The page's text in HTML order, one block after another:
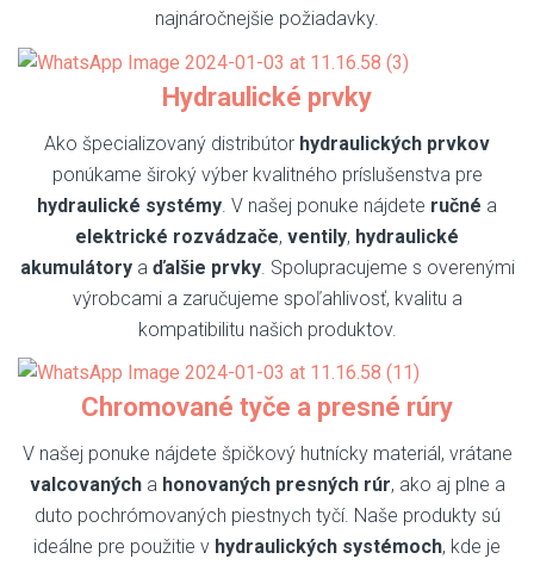
najnáročnejšie požiadavky.
Hydraulické prvky
Ako špecializovaný distribútor hydraulických prvkov
ponúkame široký výber kvalitného príslušenstva pre
hydraulické systémy . V našej ponuke nájdete ručné a
elektrické rozvádzače, ventily, hydraulické
akumulátorya ďalšie prvky. Spolupracujeme s overenými
výrobcami a zaručujeme spoľahlivosť, kvalitu a
kompatibilitu našich produktov.
Chromované tyče a presné rúry
V našej ponuke nájdete špičkový hutnícky materiál, vrátane
valcovanýcha honovaných presných rúr, ako aj plne a
duto pochrómovaných piestnych tyčí. Naše produkty sú
ideálne pre použitie v hydraulických systémoch, kde je